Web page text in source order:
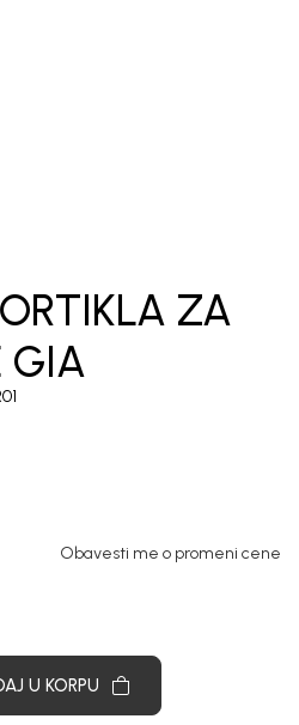
ZA
GIA
Obavesti me o promeni cene
U KORPU